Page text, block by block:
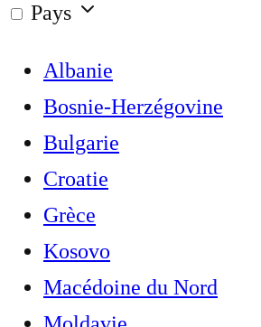
Pays
Albanie
Bosnie-Herzégovine
Bulgarie
Croatie
Grèce
Kosovo
Macédoine du Nord